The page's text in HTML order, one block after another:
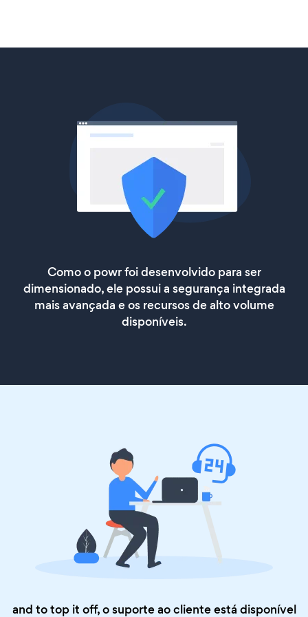
Como o powr foi desenvolvido para ser
dimensionado, ele possui a segurança integrada
mais avançada e os recursos de alto volume
disponíveis.
and to top it off, o suporte ao cliente está disponível